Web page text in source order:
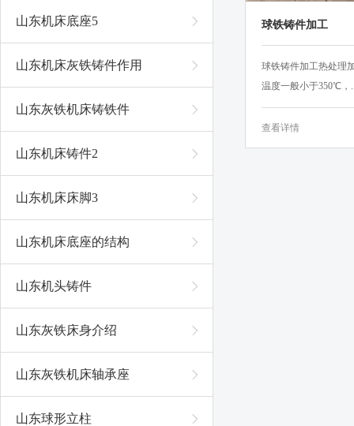
山东机床底座5
山东机床灰铁铸件作用
山东灰铁机床铸铁件
山东机床铸件2
山东机床床脚3
山东机床底座的结构
山东机头铸件
山东灰铁床身介绍
山东灰铁机床轴承座
山东球形立柱
球铁铸件加工
球铁铸件加工热处理
温度一般小于350℃，
查看详情